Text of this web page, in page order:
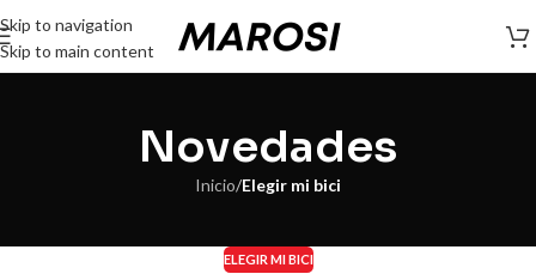
Skip to navigation
Skip to main content
Novedades
Inicio/Elegir mi bici
ELEGIR MI BICI